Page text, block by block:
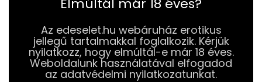
Elmúltál már 18 éves?
Az edeselet.hu webáruház erotikus
jellegű tartalmakkal foglalkozik. Kérjük
nyilatkozz, hogy elmúltál-e már 18 éves.
Weboldalunk használatával elfogadod
az adatvédelmi nyilatkozatunkat.